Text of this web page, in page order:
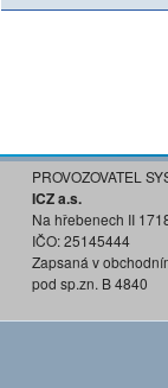
PROVOZOVATEL
ICZ a.s.
Na hřebenech II
IČO: 25145444
Zapsaná v
pod sp.zn. B 4840